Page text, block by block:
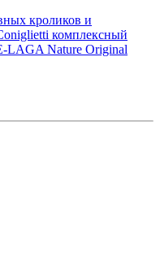
кроликов и
комплексный
LAGA Nature Original